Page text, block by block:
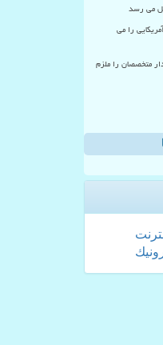
می رسد
را می
متخصصان را ملزم